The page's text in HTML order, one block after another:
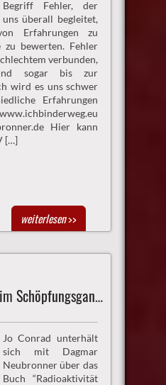
Begriff Fehler, der
uns überall begleitet,
Erfahrungen zu
zu bewerten. Fehler
verbunden,
sogar bis zur
wird es uns schwer
Erfahrungen
Hier kann
[…]
weiterlesen>>
Radioaktivität im Schöpfungsganzen
Jo Conrad unterhält
sich mit Dagmar
Neubronner über das
Buch “Radioaktivität